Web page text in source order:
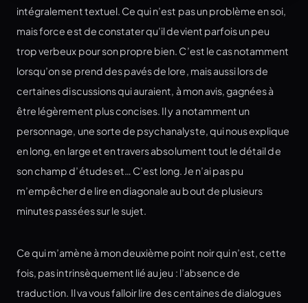
intégralement textuel. Ce qui n’est pas un problème en soi,
mais force est de constater qu’il devient parfois un peu
trop verbeux pour son propre bien. C’est le cas notamment
lorsqu’on se prend des pavés de lore, mais aussi lors de
certaines discussions qui auraient, à mon avis, gagnées à
être légèrement plus concises. Il y a notamment un
personnage, une sorte de psychanalyste, qui nous explique
en long, en large et en travers absolument tout le détail de
son champ d’études et… C’est long. Je n’ai pas pu
m’empêcher de lire en diagonale au bout de plusieurs
minutes passées sur le sujet.
Ce qui m’amène à mon deuxième point noir qui n’est, cette
fois, pas intrinsèquement lié au jeu : l’absence de
traduction. Il va vous falloir lire des centaines de dialogues